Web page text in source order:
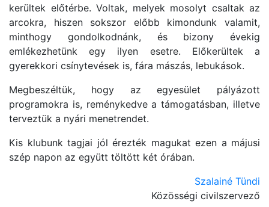
kerültek előtérbe. Voltak, melyek mosolyt csaltak az
arcokra, hiszen sokszor előbb kimondunk valamit,
minthogy gondolkodnánk, és bizony évekig
emlékezhetünk egy ilyen esetre. Előkerültek a
gyerekkori csínytevések is, fára mászás, lebukások.
Megbeszéltük, hogy az egyesület pályázott
programokra is, reménykedve a támogatásban, illetve
terveztük a nyári menetrendet.
Kis klubunk tagjai jól érezték magukat ezen a májusi
szép napon az együtt töltött két órában.
Szalainé Tündi
Közösségi civilszervező